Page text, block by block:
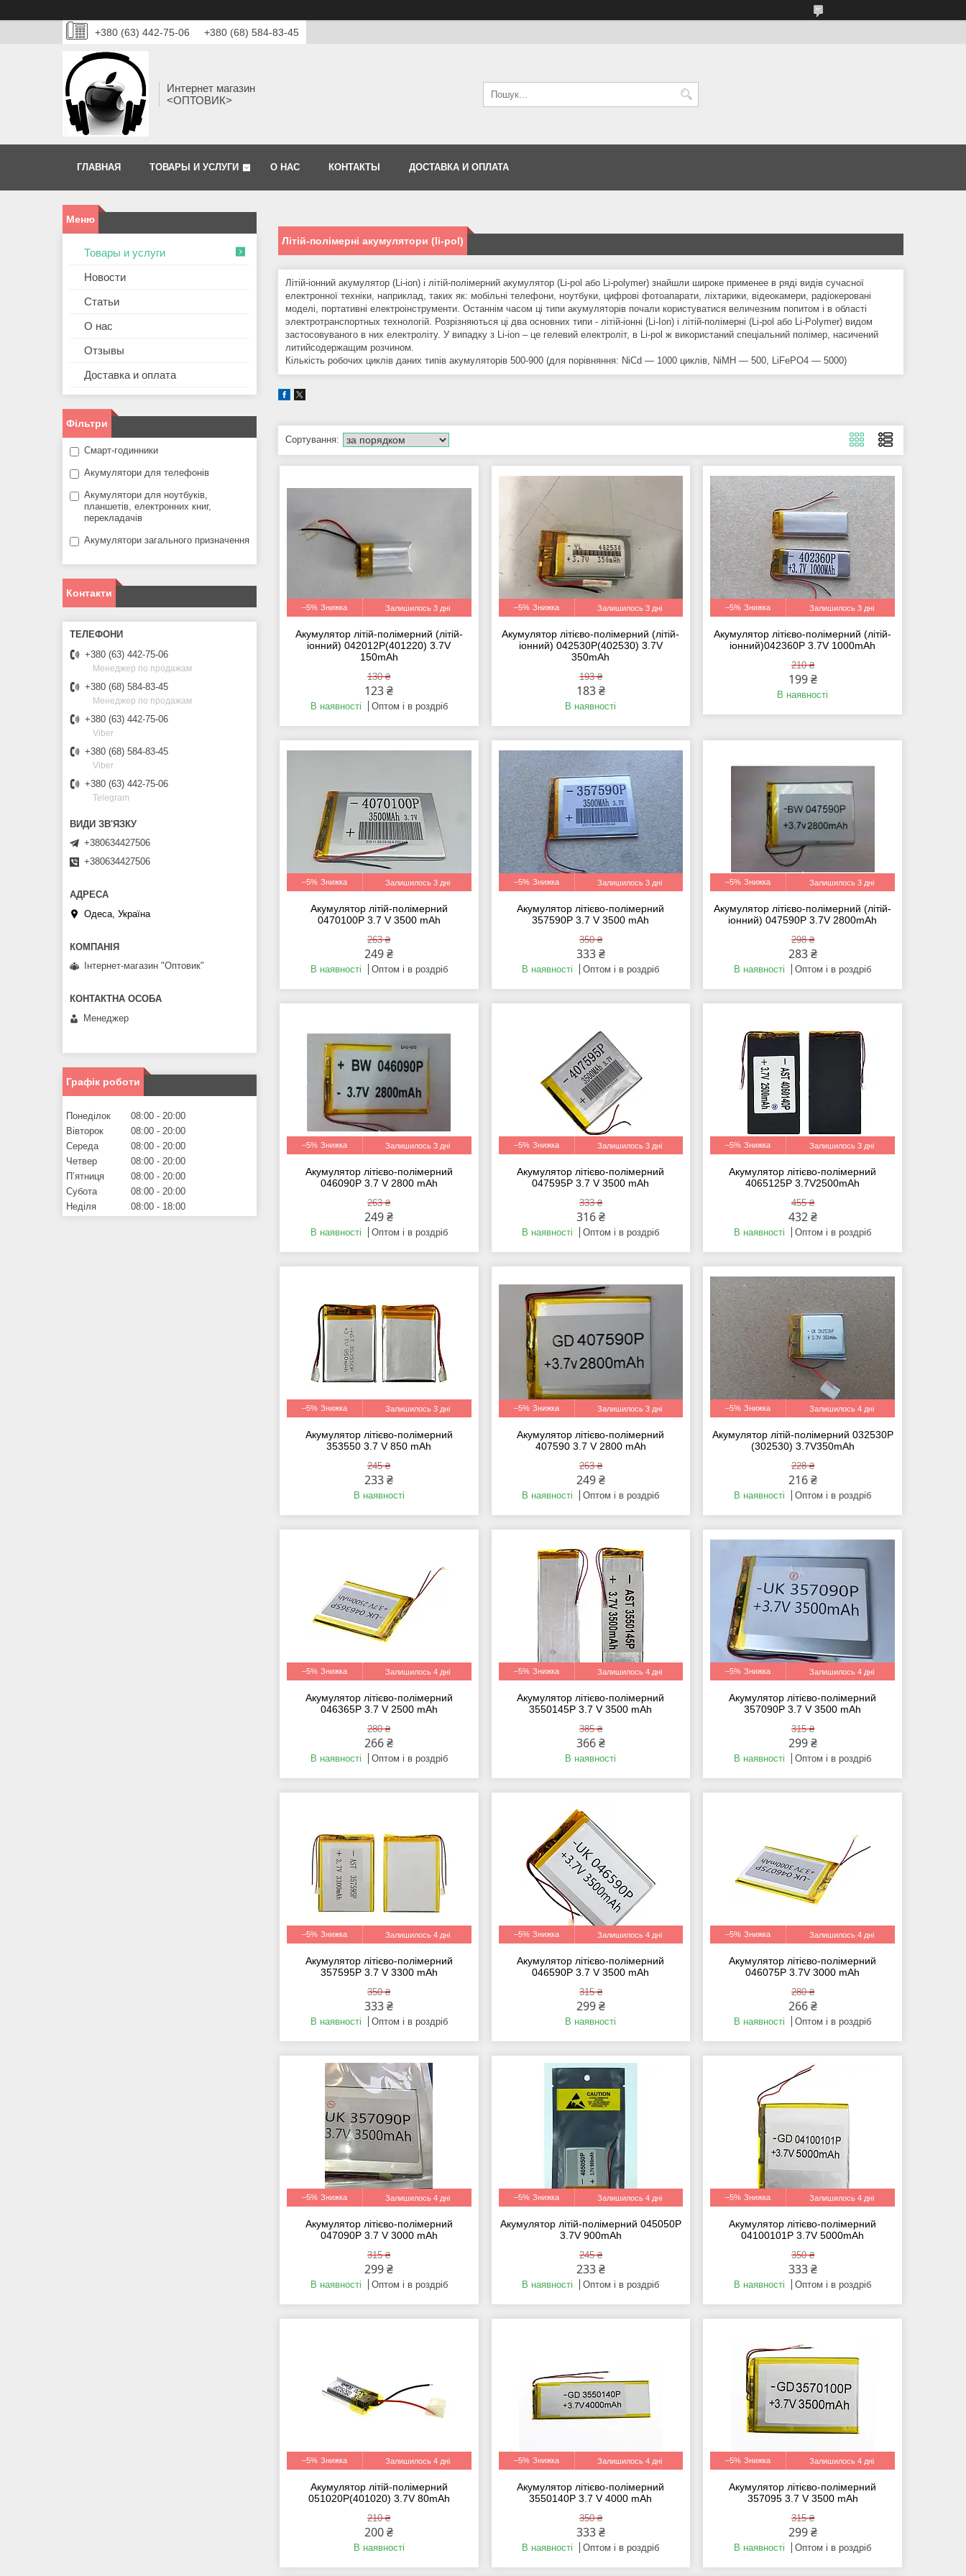
+380 (63) 442-75-06 +380 (68) 584-83-45
Интернет магазин
<ОПТОВИК>
ГЛАВНАЯ ТОВАРЫ И УСЛУГИ О НАС КОНТАКТЫ ДОСТАВКА И ОПЛАТА
Літій-полімерні акумулятори (li-pol)
Літій-іонний акумулятор (Li-ion) і літій-полімерний акумулятор (Li-pol або Li-polymer) знайшли широке применее в ряді видів сучасної
електронної техніки, наприклад, таких як: мобільні телефони, ноутбуки, цифрові фотоапарати, ліхтарики, відеокамери, радіокеровані
моделі, портативні електроінструменти. Останнім часом ці типи акумуляторів почали користуватися величезним попитом і в області
электротранспортных технологій. Розрізняються ці два основних типи - літій-іонні (Li-Ion) і літій-полімерні (Li-pol або Li-Polymer) видом
застосовуваного в них електроліту. У випадку з Li-ion – це гелевий електроліт, в Li-pol ж використаний спеціальний полімер, насичений
литийсодержащим розчином.
Кількість робочих циклів даних типів акумуляторів 500-900 (для порівняння: NiCd — 1000 циклів, NiMH — 500, LiFePO4 — 5000)
–5% Залишилось 3 дні
Акумулятор літій-полімерний (літій-
іонний) 042012P(401220) 3.7V
150mAh
130 ₴
123 ₴
В наявності Оптом і в роздріб
–5% Залишилось 3 дні
Акумулятор літієво-полімерний (літій-
іонний) 042530P(402530) 3.7V
350mAh
193 ₴
183 ₴
В наявності
–5% Залишилось 3 дні
Акумулятор літієво-полімерний (літій-
іонний)042360P 3.7V 1000mAh
210 ₴
199 ₴
В наявності
–5% Залишилось 3 дні
Акумулятор літій-полімерний
0470100P 3.7 V 3500 mAh
263 ₴
249 ₴
В наявності Оптом і в роздріб
–5% Залишилось 3 дні
Акумулятор літієво-полімерний
357590P 3.7 V 3500 mAh
350 ₴
333 ₴
В наявності Оптом і в роздріб
–5% Залишилось 3 дні
Акумулятор літієво-полімерний (літій-
іонний) 047590P 3.7V 2800mAh
298 ₴
283 ₴
В наявності Оптом і в роздріб
–5% Залишилось 3 дні
Акумулятор літієво-полімерний
046090P 3.7 V 2800 mAh
263 ₴
249 ₴
В наявності Оптом і в роздріб
–5% Залишилось 3 дні
Акумулятор літієво-полімерний
047595P 3.7 V 3500 mAh
333 ₴
316 ₴
В наявності Оптом і в роздріб
–5% Залишилось 3 дні
Акумулятор літієво-полімерний
4065125P 3.7V2500mAh
455 ₴
432 ₴
В наявності Оптом і в роздріб
–5% Залишилось 3 дні
Акумулятор літієво-полімерний
353550 3.7 V 850 mAh
245 ₴
233 ₴
В наявності
–5% Залишилось 3 дні
Акумулятор літієво-полімерний
407590 3.7 V 2800 mAh
263 ₴
249 ₴
В наявності Оптом і в роздріб
–5% Залишилось 4 дні
Акумулятор літій-полімерний 032530P
(302530) 3.7V350mAh
228 ₴
216 ₴
В наявності Оптом і в роздріб
–5% Залишилось 4 дні
Акумулятор літієво-полімерний
046365P 3.7 V 2500 mAh
280 ₴
266 ₴
В наявності Оптом і в роздріб
–5% Залишилось 4 дні
Акумулятор літієво-полімерний
3550145P 3.7 V 3500 mAh
385 ₴
366 ₴
В наявності
–5% Залишилось 4 дні
Акумулятор літієво-полімерний
357090P 3.7 V 3500 mAh
315 ₴
299 ₴
В наявності Оптом і в роздріб
–5% Залишилось 4 дні
Акумулятор літієво-полімерний
357595P 3.7 V 3300 mAh
350 ₴
333 ₴
В наявності Оптом і в роздріб
–5% Залишилось 4 дні
Акумулятор літієво-полімерний
046590P 3.7 V 3500 mAh
315 ₴
299 ₴
В наявності
–5% Залишилось 4 дні
Акумулятор літієво-полімерний
046075P 3.7V 3000 mAh
280 ₴
266 ₴
В наявності Оптом і в роздріб
–5% Залишилось 4 дні
Акумулятор літієво-полімерний
047090P 3.7 V 3000 mAh
315 ₴
299 ₴
В наявності Оптом і в роздріб
–5% Залишилось 4 дні
Акумулятор літій-полімерний 045050P
3.7V 900mAh
245 ₴
233 ₴
В наявності Оптом і в роздріб
–5% Залишилось 4 дні
Акумулятор літієво-полімерний
04100101P 3.7V 5000mAh
350 ₴
333 ₴
В наявності Оптом і в роздріб
–5% Залишилось 4 дні
Акумулятор літій-полімерний
051020P(401020) 3.7V 80mAh
210 ₴
200 ₴
В наявності
–5% Залишилось 4 дні
Акумулятор літієво-полімерний
3550140P 3.7 V 4000 mAh
350 ₴
333 ₴
В наявності Оптом і в роздріб
–5% Залишилось 4 дні
Акумулятор літієво-полімерний
357095 3.7 V 3500 mAh
315 ₴
299 ₴
В наявності Оптом і в роздріб
Товары и услуги
Новости
Статьи
О нас
Отзывы
Доставка и оплата
Фільтри
Смарт-годинники
Акумулятори для телефонів
Акумулятори для ноутбуків,
планшетів, електронних книг,
перекладачів
Акумулятори загального призначення
Контакти
+380 (63) 442-75-06
Менеджер по продажам
+380 (68) 584-83-45
Менеджер по продажам
+380 (63) 442-75-06
Viber
+380 (68) 584-83-45
Viber
+380 (63) 442-75-06
Telegram
+380634427506
+380634427506
Одеса, Україна
Інтернет-магазин "Оптовик"
Менеджер
Графік роботи
Понеділок 08:00
20:00
Вівторок
08:00
20:00
Середа
08:00
20:00
Четвер
08:00
20:00
Пʼятниця
08:00
20:00
Субота
08:00
20:00
Неділя
08:00 18:00